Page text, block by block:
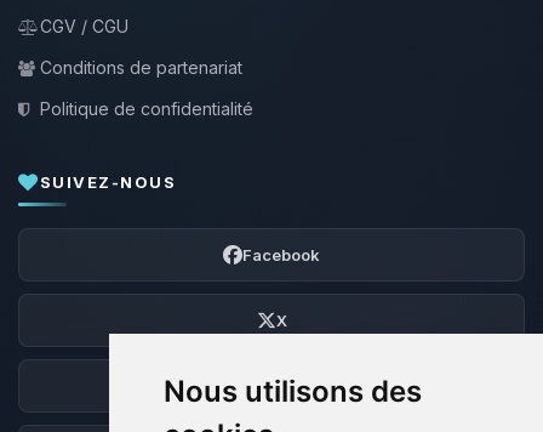
Nous utilisons des
CGV / CGU
Conditions de partenariat
Politique de confidentialité
SUIVEZ-NOUS
Facebook
X
Discord